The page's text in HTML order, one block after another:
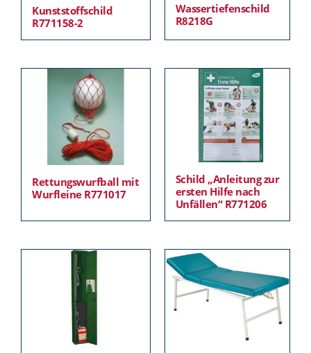
Kunststoffschild
R771158-2
Wassertiefenschild
R8218G
Rettungswurfball mit
Wurfleine R771017
Schild „Anleitung zur
ersten Hilfe nach
Unfällen“ R771206